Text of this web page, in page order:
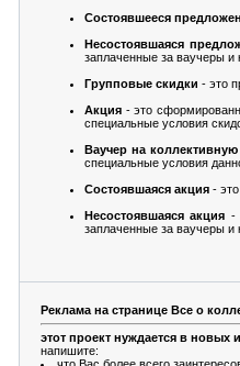
Состоявшееся
Несостоявшаяся
заплаченные за ваучеры и
Групповые скидки - это
Акция - это
специальные условия
Ваучер на коллективную
специальные условия
Состоявшаяся акция -
Несостоявшаяся акция -
заплаченные за ваучеры и
Реклама на странице Все о
этот проект нуждается в новых
напишите: